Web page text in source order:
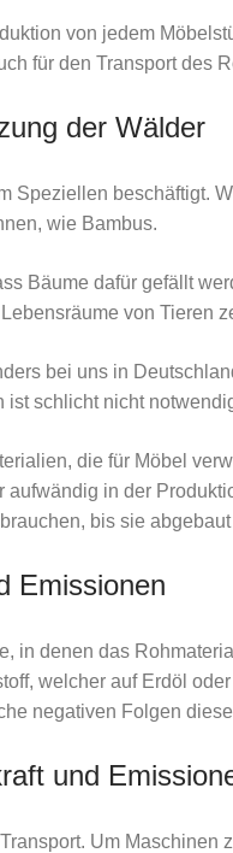
von jedem
für den Transport des
der Wälder
Speziellen beschäftigt.
wie Bambus.
Bäume dafür gefällt
von Tieren
bei uns in
ist schlicht nicht
die für Möbel
in der
bis sie
Emissionen
in denen das
welcher auf Erdöl
negativen Folgen
und
Um Maschinen